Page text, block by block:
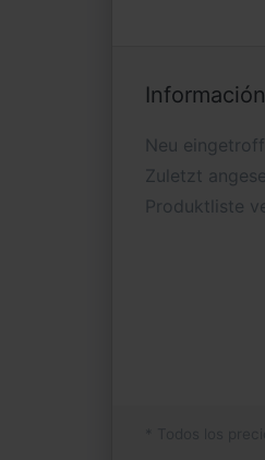
Información
Neu
Zuletzt
Produktliste